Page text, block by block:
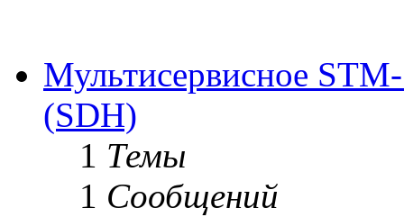
Мультисервисное
(SDH)
1 Темы
1 Сообщений